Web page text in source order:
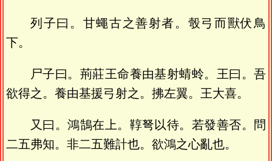
列子曰。甘蠅古之善射者。彀弓而獸伏鳥
下。
尸子曰。荊莊王命養由基射蜻蛉。王曰。吾
欲得之。養由基援弓射之。拂左翼。王大喜。
又曰。鴻鵠在上。鞟弩以待。若發善否。問
二五弗知。非二五難計也。欲鴻之心亂也。